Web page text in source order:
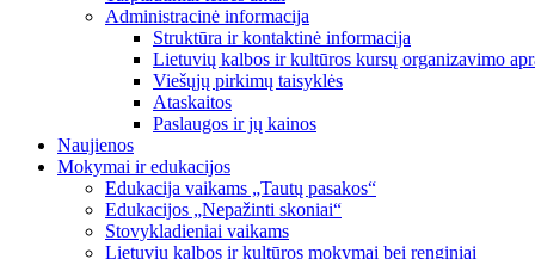
Administracinė informacija
Struktūra ir kontaktinė informacija
Lietuvių kalbos ir kultūros kursų organizavimo
Viešųjų pirkimų taisyklės
Ataskaitos
Paslaugos ir jų kainos
Naujienos
Mokymai ir edukacijos
Edukacija vaikams „Tautų pasakos“
Edukacijos „Nepažinti skoniai“
Stovykladieniai vaikams
Lietuvių kalbos ir kultūros mokymai bei renginiai